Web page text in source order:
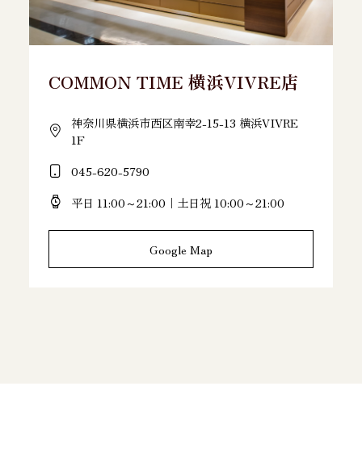
COMMON TIME 横浜VIVRE店
神奈川県横浜市西区南幸2-15-13 横浜VIVRE
1F
045-620-5790
平日 11:00～21:00｜土日祝 10:00～21:00
Google Map